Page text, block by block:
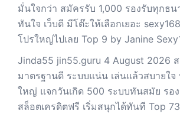
มั่นใจกว่า สมัครรับ 1,000 รองรับทุกธน
ทันใจ เว็บดี มีโต๊ะให้เลือกเยอะ
โปรใหญ่ไปเลย Top 9 by Janine
Jinda55 jin55.guru 4 August 2026
มาตรฐานดี ระบบแน่น เล่นแล้วสบายใ
ใหญ่ แจกวันเกิด 500 ระบบทันสมัย รอ
สล็อตเครดิตฟรี เริ่มสนุกได้ทันที Top